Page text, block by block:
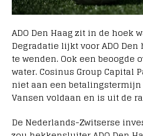
ADO Den Haag zit in de hoek
Degradatie lijkt voor ADO
te wenden. Ook een
water. Cosinus Group Capital
niet aan een
Vansen voldaan en is uit de
De Nederlands-Zwitserse